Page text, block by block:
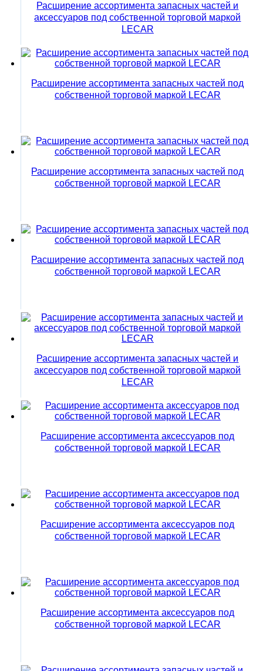
Расширение ассортимента запасных частей и
аксессуаров под собственной торговой маркой
LECAR
Расширение ассортимента запасных частей под
собственной торговой маркой LECAR
Расширение ассортимента запасных частей под
собственной торговой маркой LECAR
Расширение ассортимента запасных частей под
собственной торговой маркой LECAR
Расширение ассортимента запасных частей и
аксессуаров под собственной торговой маркой
LECAR
Расширение ассортимента аксессуаров под
собственной торговой маркой LECAR
Расширение ассортимента аксессуаров под
собственной торговой маркой LECAR
Расширение ассортимента аксессуаров под
собственной торговой маркой LECAR